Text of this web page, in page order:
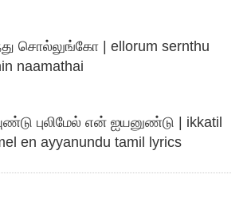
சொல்லுங்கோ | ellorum sernthu
naamathai
புலிமேல் என் ஐயனுண்டு | ikkatil
en ayyanundu tamil lyrics